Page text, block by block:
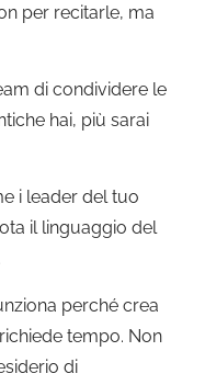
per recitarle, ma
di condividere le
hai, più sarai
i leader del tuo
il linguaggio del
perché crea
tempo. Non
di